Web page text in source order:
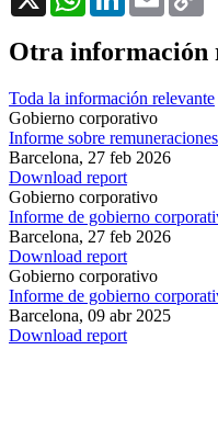
Otra información
Toda la información relevante
Gobierno corporativo
Informe sobre
Barcelona, 27 feb 2026
Download report
Gobierno corporativo
Informe de gobierno
Barcelona, 27 feb 2026
Download report
Gobierno corporativo
Informe de gobierno
Barcelona, 09 abr 2025
Download report